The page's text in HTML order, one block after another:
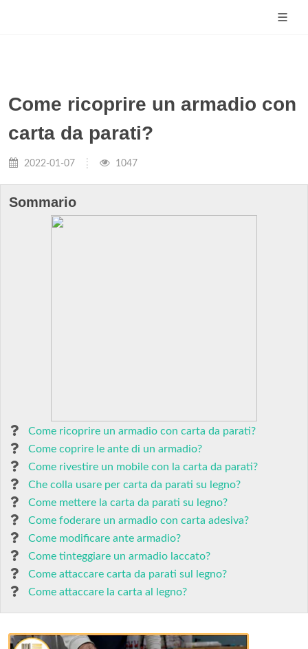
Come ricoprire un armadio con
carta da parati?
2022-01-07 1047
Sommario
Come ricoprire un armadio con carta da parati?
Come coprire le ante di un armadio?
Come rivestire un mobile con la carta da parati?
Che colla usare per carta da parati su legno?
Come mettere la carta da parati su legno?
Come foderare un armadio con carta adesiva?
Come modificare ante armadio?
Come tinteggiare un armadio laccato?
Come attaccare carta da parati sul legno?
Come attaccare la carta al legno?